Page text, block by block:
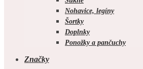
Nohavice, legíny
Šortky
Doplnky
Ponožky a pančuchy
Značky